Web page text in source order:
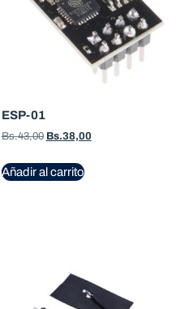
ESP-01
Bs.43,00 Bs.38,00
Añadir al carrito